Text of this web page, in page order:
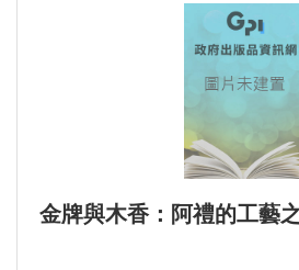
金牌與木香：阿禮的工藝